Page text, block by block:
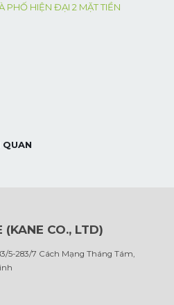
PHỐ HIỆN ĐẠI 2 MẶT TIỀN
QUAN
(KANE CO., LTD)
5-283/7 Cách Mạng Tháng Tám,